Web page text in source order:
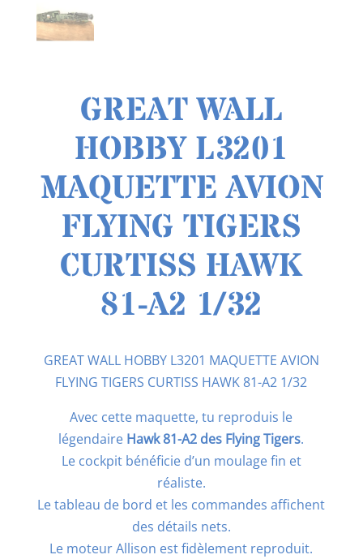
GREAT WALL
HOBBY L3201
MAQUETTE AVION
FLYING TIGERS
CURTISS HAWK
81-A2 1/32
GREAT WALL HOBBY L3201 MAQUETTE AVION
FLYING TIGERS CURTISS HAWK 81-A2 1/32
Avec cette maquette, tu reproduis le
légendaire Hawk 81-A2 des Flying Tigers.
Le cockpit bénéficie d’un moulage fin et
réaliste.
Le tableau de bord et les commandes affichent
des détails nets.
Le moteur Allison est fidèlement reproduit.